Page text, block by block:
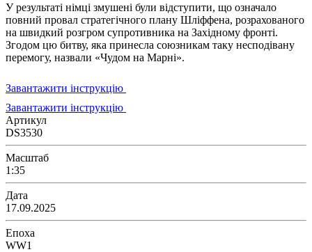
У результаті німці змушені були відступити, що означало
повний провал стратегічного плану Шліффена, розрахованого
на швидкий розгром супротивника на Західному фронті.
Згодом цю битву, яка принесла союзникам таку несподівану
перемогу, назвали «Чудом на Марні».
Завантажити інструкцію
Завантажити інструкцію
Артикул
DS3530
Масштаб
1:35
Дата
17.09.2025
Епоха
WW1